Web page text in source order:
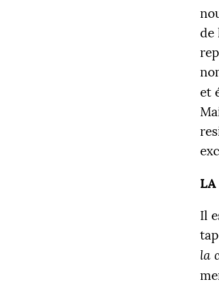
de
et
LA
Il
la